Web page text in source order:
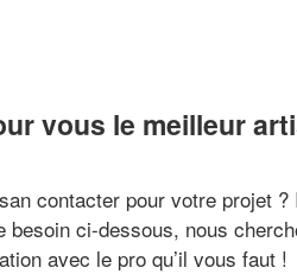
vous le meilleur
contacter pour votre projet ?
besoin ci-dessous, nous
avec le pro qu’il vous faut !